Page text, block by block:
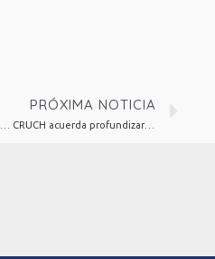
PRÓXIMA NOTICIA
CRUCH acuerda profundizar sus propuestas al proyecto FES ante próximo debate legislativo